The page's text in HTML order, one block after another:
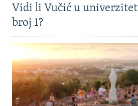
Vidi li Vučić u
broj 1?